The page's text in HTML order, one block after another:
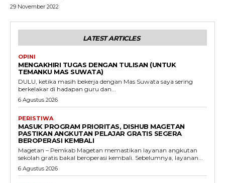
29 November 2022
LATEST ARTICLES
OPINI
MENGAKHIRI TUGAS DENGAN TULISAN (UNTUK
TEMANKU MAS SUWATA)
DULU, ketika masih bekerja dengan Mas Suwata saya sering
berkelakar di hadapan guru dan...
6 Agustus 2026
PERISTIWA
MASUK PROGRAM PRIORITAS, DISHUB MAGETAN
PASTIKAN ANGKUTAN PELAJAR GRATIS SEGERA
BEROPERASI KEMBALI
Magetan – Pemkab Magetan memastikan layanan angkutan
sekolah gratis bakal beroperasi kembali. Sebelumnya, layanan...
6 Agustus 2026